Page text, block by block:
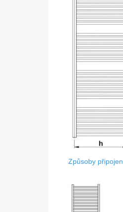
Způsoby připojen